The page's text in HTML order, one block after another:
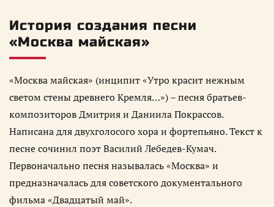
История создания песни
«Москва майская»
«Москва майская» (инципит «Утро красит нежным
светом стены древнего Кремля…») – песня братьев-
композиторов Дмитрия и Даниила Покрассов.
Написана для двухголосого хора и фортепьяно. Текст к
песне сочинил поэт Василий Лебедев-Кумач.
Первоначально песня называлась «Москва» и
предназначалась для советского документального
фильма «Двадцатый май».